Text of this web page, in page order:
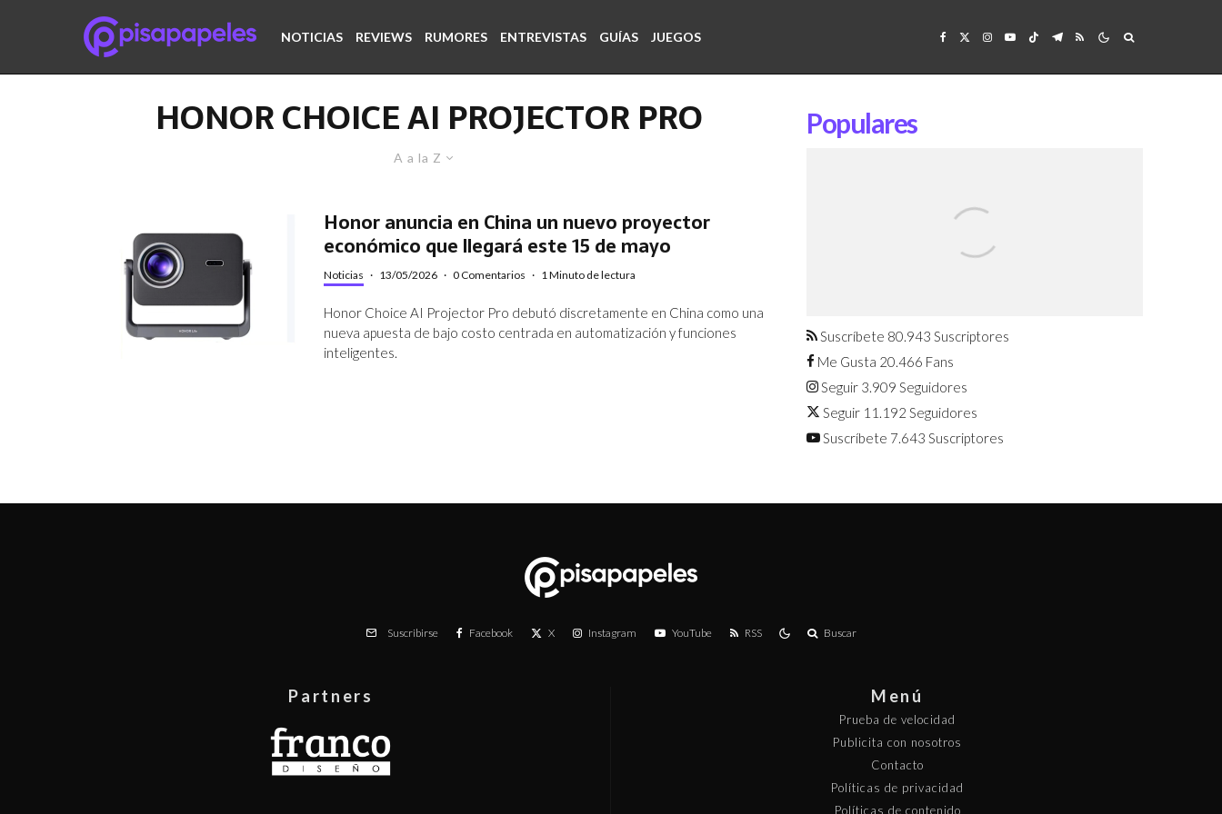
NOTICIAS REVIEWS RUMORES ENTREVISTAS GUÍAS JUEGOS
HONOR CHOICE AI PROJECTOR PRO
A a la Z
Honor anuncia en China un nuevo proyector
económico que llegará este 15 de mayo
Noticias · 13/05/2026 · 0 Comentarios · 1 Minuto de lectura
Honor Choice AI Projector Pro debutó discretamente en China como una
nueva apuesta de bajo costo centrada en automatización y funciones
inteligentes.
Populares
agosto
Suscríbete 80.943 Suscriptores
Me Gusta 20.466 Fans
Seguir 3.909 Seguidores
Seguir 11.192 Seguidores
Suscríbete 7.643 Suscriptores
Suscribirse Facebook X Instagram YouTube RSS Buscar
Partners Menú
Prueba de velocidad
Publicita con nosotros
Contacto
Políticas de privacidad
Políticas de contenido